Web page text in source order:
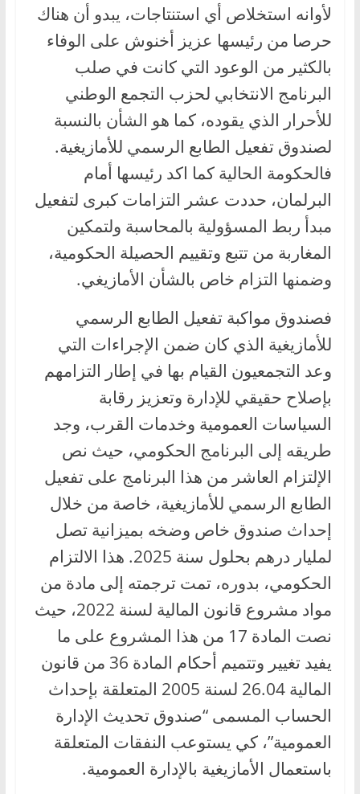
لأوانه استخلاص أي استنتاجات، يبدو أن هناك
حرصا من رئيسها عزيز أخنوش على الوفاء
بالكثير من الوعود التي كانت في صلب
البرنامج الانتخابي لحزب التجمع الوطني
للأحرار الذي يقوده، كما هو الشأن بالنسبة
لصندوق تفعيل الطابع الرسمي للأمازيغية.
فالحكومة الحالية كما اكد رئيسها أمام
البرلمان، حددت عشر التزامات كبرى لتفعيل
مبدأ ربط المسؤولية بالمحاسبة ولتمكين
المغاربة من تتبع وتقييم الحصيلة الحكومية،
وضمنها التزام خاص بالشأن الأمازيغي.
فصندوق مواكبة تفعيل الطابع الرسمي
للأمازيغية الذي كان ضمن الإجراءات التي
وعد التجمعيون القيام بها في إطار التزامهم
بإصلاح حقيقي للإدارة وتعزيز رقابة
السياسات العمومية وخدمات القرب، وجد
طريقه إلى البرنامج الحكومي، حيث نص
الإلتزام العاشر من هذا البرنامج على تفعيل
الطابع الرسمي للأمازيغية، خاصة من خلال
إحداث صندوق خاص وضخه بميزانية تصل
لمليار درهم بحلول سنة 2025. هذا الالتزام
الحكومي، بدوره، تمت ترجمته إلى مادة من
مواد مشروع قانون المالية لسنة 2022، حيث
نصت المادة 17 من هذا المشروع على ما
يفيد تغيير وتتميم أحكام المادة 36 من قانون
المالية 26.04 لسنة 2005 المتعلقة بإحداث
الحساب المسمى “صندوق تحديث الإدارة
العمومية”، كي يستوعب النفقات المتعلقة
باستعمال الأمازيغية بالإدارة العمومية.